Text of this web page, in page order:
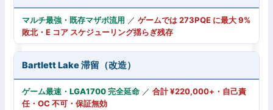
マルチ最強・既存マザボ流用 ／ゲームでは 273PQE に最大 9%
敗北・E コア スケジューリング揺らぎ残存
Bartlett Lake 滞留（改造）
ゲーム最速・LGA1700 完全延命 ／合計 ¥220,000+・自己責
任・OC 不可・保証無効